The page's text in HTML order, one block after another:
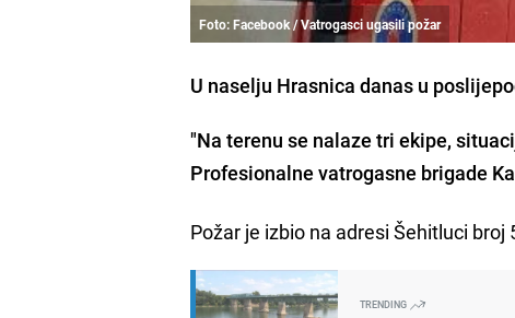
Foto: Facebook / Vatrogasci ugasili požar
U naselju Hrasnica danas u
"Na terenu se nalaze tri ekipe,
Profesionalne vatrogasne brigade
Požar je izbio na adresi Šehitluci broj
TRENDING